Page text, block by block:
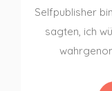
Selfpublisher
sagten, ich